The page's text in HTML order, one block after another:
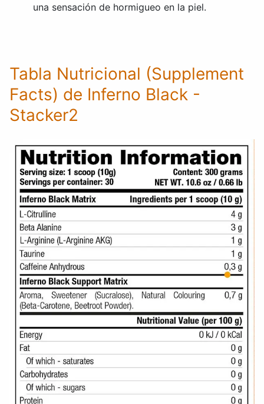
una sensación de hormigueo en la piel.
Tabla Nutricional (Supplement
Facts) de Inferno Black -
Stacker2